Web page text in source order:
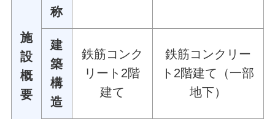
施
設
概
要
称
建
築
構
造
鉄筋コンク
リート2階
建て
鉄筋コンクリー
ト2階建て（一部
地下）